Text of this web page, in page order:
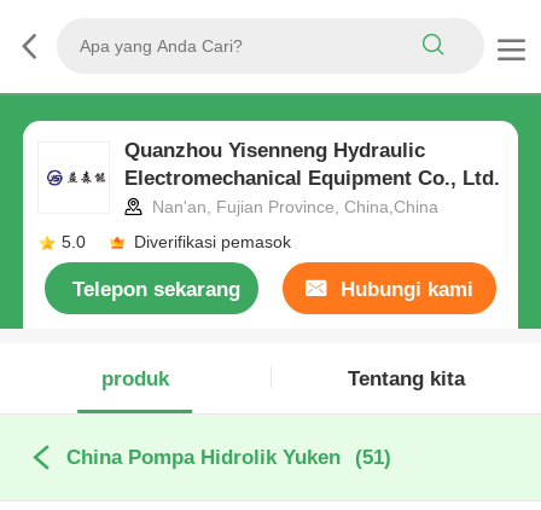
Quanzhou Yisenneng Hydraulic
Electromechanical Equipment Co., Ltd.
Nan'an, Fujian Province, China,China
5.0
Diverifikasi pemasok
Telepon sekarang Hubungi kami
produk Tentang kita
China Pompa Hidrolik Yuken (51)